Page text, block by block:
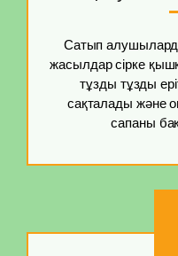
Сатып
жасылдар сірке
тұзды тұзды
сақталады және
сапаны